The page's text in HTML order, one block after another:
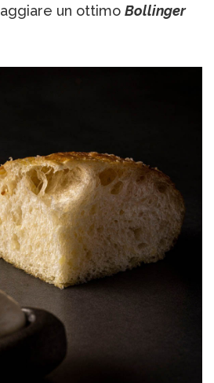
un ottimo Bollinger